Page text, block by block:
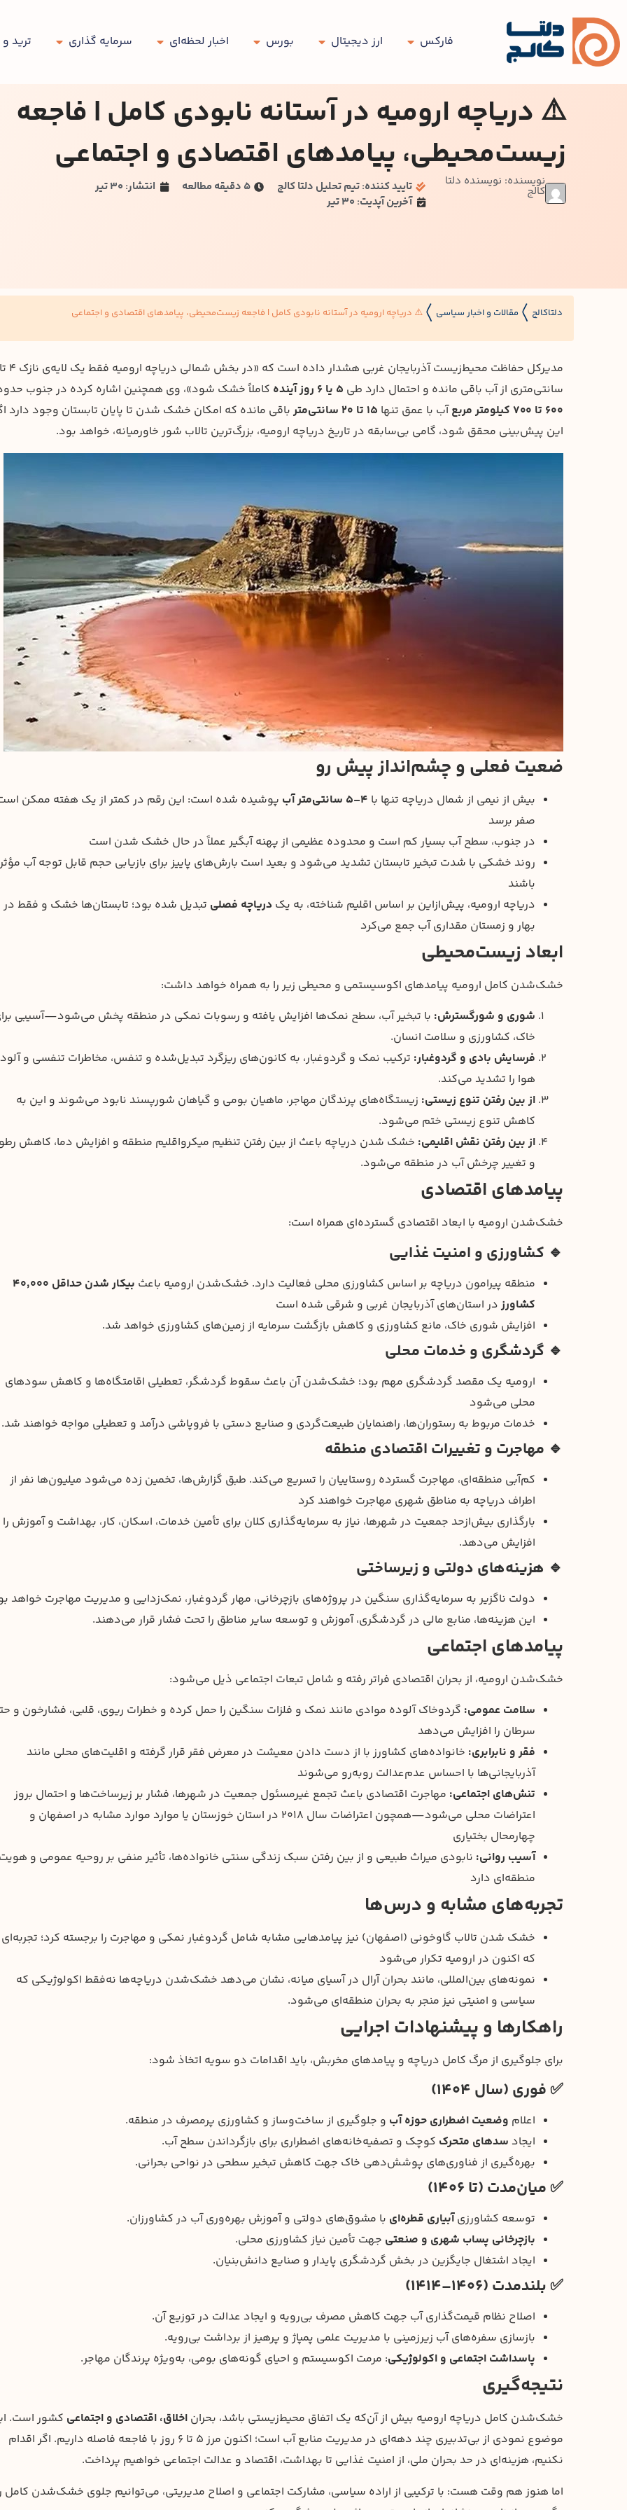
فارکس ارز دیجیتال بورس اخبار لحظه‌ای سرمایه گذاری ترید
⚠️ دریاچه ارومیه در آستانه نابودی کامل | فاجعه‌
زیست‌محیطی، پیامدهای اقتصادی و اجتماعی
نویسنده: نویسنده دلتا
کالج تایید کننده: تیم تحلیل دلتا کالج ۵ دقیقه مطالعه
انتشار: 30 تیر
آخرین آپدیت: 30 تیر
دلتاکالج مقالات و اخبار سیاسی ⚠️ دریاچه ارومیه در آستانه نابودی کامل | فاجعه‌ زیست‌محیطی، پیامدهای اقتصادی و اجتماعی
سانتی‌متری از آب باقی مانده و احتمال دارد طی ۵ یا ۶ روز آینده
کاملاً خشک شود»،‌‌ وی همچنین اشاره کرده در جنوب
۶۰۰ تا ۷۰۰ کیلومتر مربع
آب با عمق تنها ۱۵ تا ۲۰ سانتی‌متر
باقی مانده که امکان خشک شدن تا پایان تابستان وجود دارد
این پیش‌بینی محقق شود، گامی بی‌سابقه در تاریخ دریاچه ارومیه، بزرگ‌ترین تالاب شور خاورمیانه، خواهد بود.
ضعیت فعلی و چشم‌انداز پیش رو
بیش از نیمی از شمال دریاچه تنها با ۴–۵ سانتی‌متر آب
پوشیده شده است: این رقم در کمتر از یک هفته ممکن
صفر برسد
در جنوب، سطح آب بسیار کم است و محدوده عظیمی از پهنه‌ آبگیر عملاً در حال خشک شدن است
روند خشکی با شدت تبخیر تابستان تشدید می‌شود و بعید است بارش‌های پاییز برای بازیابی حجم قابل توجه آب
باشند
دریاچه ارومیه، پیش‌ازاین بر اساس اقلیم شناخته، به یک دریاچه فصلی تبدیل شده بود؛ تابستان‌ها خشک و فقط در
بهار و زمستان مقداری آب جمع می‌کرد
ابعاد زیست‌محیطی
خشک‌شدن کامل ارومیه پیامدهای اکوسیستمی و محیطی زیر را به همراه خواهد داشت:
شوری و شورگسترش: با تبخیر آب، سطح نمک‌ها افزایش یافته و رسوبات نمکی در منطقه پخش می‌شود—آسیبی
خاک، کشاورزی و سلامت انسان.
فرسایش بادی و گردوغبار: ترکیب نمک و گردوغبار، به کانون‌های ریزگرد تبدیل‌شده و تنفس، مخاطرات تنفسی و
هوا را تشدید می‌کند.
از بین رفتن تنوع زیستی: زیستگاه‌های پرندگان مهاجر، ماهیان بومی و گیاهان شورپسند نابود می‌شوند و این به
کاهش تنوع زیستی ختم می‌شود.
از بین رفتن نقش اقلیمی: خشک شدن دریاچه باعث از بین رفتن تنظیم میکرواقلیم منطقه و افزایش دما، کاهش
و تغییر چرخش آب در منطقه می‌شود.
پیامدهای اقتصادی
خشک‌شدن ارومیه با ابعاد اقتصادی گسترده‌ای همراه است:
🔹 کشاورزی و امنیت غذایی
منطقه پیرامون دریاچه بر اساس کشاورزی محلی فعالیت دارد. خشک‌شدن ارومیه باعث
بیکار شدن حداقل ۴۰,۰۰۰
کشاورز در استان‌های آذربایجان غربی و شرقی شده است
افزایش شوری خاک، مانع کشاورزی و کاهش بازگشت سرمایه از زمین‌های کشاورزی خواهد شد.
🔹 گردشگری و خدمات محلی
ارومیه یک مقصد گردشگری مهم بود؛ خشک‌شدن آن باعث سقوط گردشگر، تعطیلی اقامتگاه‌ها و کاهش سودهای
محلی می‌شود
خدمات مربوط به رستوران‌ها، راهنمایان طبیعت‌گردی و صنایع دستی با فروپاشی درآمد و تعطیلی مواجه خواهند شد.
🔹 مهاجرت و تغییرات اقتصادی منطقه
کم‌آبی منطقه‌ای، مهاجرت گسترده روستاییان را تسریع می‌کند. طبق گزارش‌ها، تخمین زده می‌شود میلیون‌ها نفر از
اطراف دریاچه به مناطق شهری مهاجرت خواهند کرد
بارگذاری بیش‌ازحد جمعیت در شهرها، نیاز به سرمایه‌گذاری کلان برای تأمین خدمات، اسکان، کار، بهداشت و آموزش را
افزایش می‌دهد.
🔹 هزینه‌های دولتی و زیرساختی
دولت ناگزیر به سرمایه‌گذاری سنگین در پروژه‌های بازچرخانی، مهار گردوغبار، نمک‌زدایی و مدیریت مهاجرت خواهد
این هزینه‌ها، منابع مالی در گردشگری، آموزش و توسعه سایر مناطق را تحت فشار قرار می‌دهند.
پیامدهای اجتماعی
خشک‌شدن ارومیه، از بحران اقتصادی فراتر رفته و شامل تبعات اجتماعی ذیل می‌شود:
سلامت عمومی: گردوخاک آلوده موادی مانند نمک و فلزات سنگین را حمل کرده و خطرات ریوی، قلبی، فشارخون و
سرطان را افزایش می‌دهد
فقر و نابرابری: خانواده‌های کشاورز با از دست دادن معیشت در معرض فقر قرار گرفته و اقلیت‌های محلی مانند
آذربایجانی‌ها با احساس عدم‌عدالت روبه‌رو می‌شوند
تنش‌های اجتماعی: مهاجرت اقتصادی باعث تجمع غیرمسئول جمعیت در شهرها، فشار بر زیرساخت‌ها و احتمال بروز
اعتراضات محلی می‌شود—همچون اعتراضات سال ۲۰۱۸ در استان خوزستان یا موارد موارد مشابه در اصفهان و
چهارمحال بختیاری
آسیب روانی: نابودی میراث طبیعی و از بین رفتن سبک زندگی سنتی خانواده‌ها، تأثیر منفی بر روحیه عمومی و
منطقه‌ای دارد
تجربه‌های مشابه و درس‌ها
خشک شدن تالاب گاوخونی (اصفهان) نیز پیامدهایی مشابه شامل گردوغبار نمکی و مهاجرت را برجسته کرد؛ تجربه‌ای
که اکنون در ارومیه تکرار می‌شود
نمونه‌های بین‌المللی، مانند بحران آرال در آسیای میانه، نشان می‌دهد خشک‌شدن دریاچه‌ها نه‌فقط اکولوژیکی که
سیاسی و امنیتی نیز منجر به بحران منطقه‌ای می‌شود.
راهکارها و پیشنهادات اجرایی
برای جلوگیری از مرگ کامل دریاچه و پیامدهای مخربش، باید اقدامات دو سویه اتخاذ شود:
✅ فوری (سال ۱۴۰۴)
اعلام وضعیت اضطراری حوزه آب و جلوگیری از ساخت‌وساز و کشاورزی پرمصرف در منطقه.
ایجاد سدهای متحرک کوچک و تصفیه‌خانه‌های اضطراری برای بازگرداندن سطح آب.
بهره‌گیری از فناوری‌های پوشش‌دهی خاک جهت کاهش تبخیر سطحی در نواحی بحرانی.
✅ میان‌مدت (تا ۱۴۰۶)
توسعه کشاورزیآبیاری قطره‌ای با مشوق‌های دولتی و آموزش بهره‌وری آب در کشاورزان.
بازچرخانی پساب شهری و صنعتی جهت تأمین نیاز کشاورزی محلی.
ایجاد اشتغال جایگزین در بخش گردشگری پایدار و صنایع دانش‌بنیان.
✅ بلندمدت (۱۴۰۶–۱۴۱۴)
اصلاح نظام قیمت‌گذاری آب جهت کاهش مصرف بی‌رویه و ایجاد عدالت در توزیع آن.
بازسازی سفره‌های آب زیرزمینی با مدیریت علمی پمپاژ و پرهیز از برداشت بی‌رویه.
پاسداشت اجتماعی و اکولوژیکی: مرمت اکوسیستم و احیای گونه‌های بومی، به‌ویژه پرندگان مهاجر.
نتیجه‌گیری
خشک‌شدن کامل دریاچه ارومیه بیش از آن‌که یک اتفاق محیط‌زیستی باشد، بحراناخلاق، اقتصادی و اجتماعی کشور است.
موضوع نمودی از بی‌تدبیری چند دهه‌ای در مدیریت منابع آب است؛ اکنون مرز ۵ تا ۶ روز با فاجعه فاصله داریم. اگر اقدام
نکنیم، هزینه‌ای در حد بحران ملی، از امنیت غذایی تا بهداشت، اقتصاد و عدالت اجتماعی خواهیم پرداخت.
اما هنوز هم وقت هست: با ترکیبی از اراده سیاسی، مشارکت اجتماعی و اصلاح مدیریتی، می‌توانیم جلوی خشک‌شدن کامل